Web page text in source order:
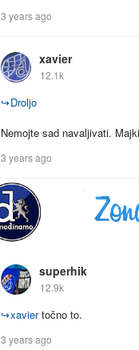
3 years ago
xavier
12.1k
↪Droljo
Nemojte sad navaljivati.
3 years ago
superhik
12.9k
↪xaviertočno to.
3 years ago